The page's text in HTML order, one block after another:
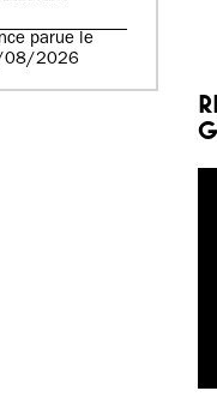
parue le
2026